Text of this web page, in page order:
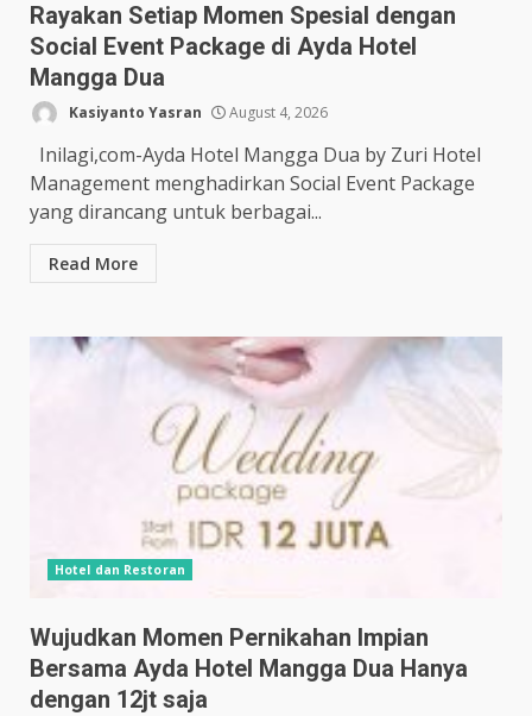
Rayakan Setiap Momen Spesial dengan
Social Event Package di Ayda Hotel
Mangga Dua
Kasiyanto Yasran August 4, 2026
Inilagi,com-Ayda Hotel Mangga Dua by Zuri Hotel
Management menghadirkan Social Event Package
yang dirancang untuk berbagai...
Read More
Hotel dan Restoran
Wujudkan Momen Pernikahan Impian
Bersama Ayda Hotel Mangga Dua Hanya
dengan 12jt saja